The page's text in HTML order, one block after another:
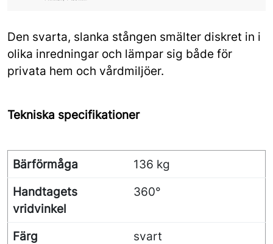
Den svarta, slanka stången smälter diskret in i
olika inredningar och lämpar sig både för
privata hem och vårdmiljöer.
Tekniska specifikationer
Bärförmåga
136 kg
Handtagets
vridvinkel
360°
Färg
svart